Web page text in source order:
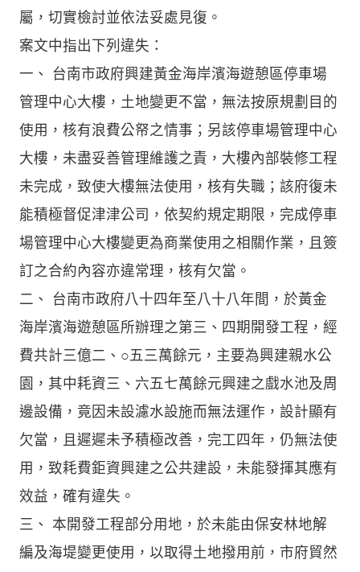
屬，切實檢討並依法妥處見復。
案文中指出下列違失：
一、 台南市政府興建黃金海岸濱海遊憩區停車場
管理中心大樓，土地變更不當，無法按原規劃目的
使用，核有浪費公帑之情事；另該停車場管理中心
大樓，未盡妥善管理維護之責，大樓內部裝修工程
未完成，致使大樓無法使用，核有失職；該府復未
能積極督促津津公司，依契約規定期限，完成停車
場管理中心大樓變更為商業使用之相關作業，且簽
訂之合約內容亦違常理，核有欠當。
二、 台南市政府八十四年至八十八年間，於黃金
海岸濱海遊憩區所辦理之第三、四期開發工程，經
費共計三億二、○五三萬餘元，主要為興建親水公
園，其中耗資三、六五七萬餘元興建之戲水池及周
邊設備，竟因未設濾水設施而無法運作，設計顯有
欠當，且遲遲未予積極改善，完工四年，仍無法使
用，致耗費鉅資興建之公共建設，未能發揮其應有
效益，確有違失。
三、 本開發工程部分用地，於未能由保安林地解
編及海堤變更使用，以取得土地撥用前，市府貿然